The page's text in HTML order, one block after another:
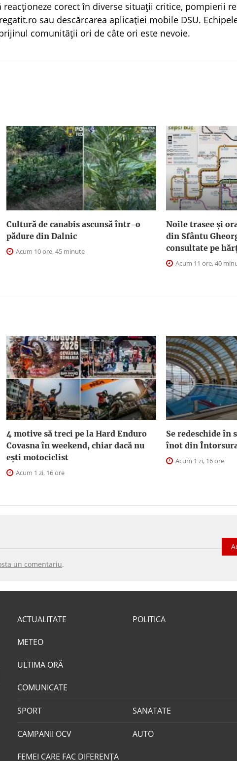
reacționeze corect în diverse situații critice, pompierii
sau descărcarea aplicației mobile DSU.
comunității ori de câte ori este nevoie.
Cultură de canabis ascunsă într-o
pădure din Dalnic
Acum 10 ore, 45 minute
Noile trasee și
din Sfântu
consultate pe
Acum 11 ore, 40
4 motive să treci pe la Hard Enduro
Covasna în weekend, chiar dacă nu
ești motociclist
Acum 1 zi, 16 ore
Se redeschide în
înot din
Acum 1 zi, 16 ore
un comentariu.
ACTUALITATE
METEO
ULTIMA ORĂ
COMUNICATE
POLITICA
SPORT SANATATE
CAMPANII OCV
FEMEI CARE FAC DIFERENȚA
AUTO